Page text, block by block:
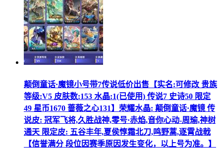
颠倒童话·魔镜小号带7传说低价出售【实名:可修改 贵族
等级:V5 皮肤数:153 水晶:1(已使用) 传说7 史诗50 限定
49 星币1670 蔷薇之心131】荣耀水晶: 颠倒童话·魔镜 传
说皮: 冠军飞将,久胜战神,零号·赤焰,音你心动-周瑜,神树
通天 限定皮: 五谷丰年,夏侯惇霜北刀,鸣野蒿,逐霄战戟
【信誉满分 段位因赛季原因发生变化，以上号为准。】